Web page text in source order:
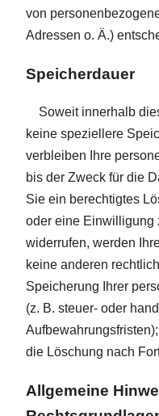
von
Adressen o. Ä.)
Speicherdauer
Soweit innerhalb
keine speziellere
verbleiben Ihre
bis der Zweck für die
Sie ein berechtigtes
oder eine Einwilligung
widerrufen, werden
keine anderen
Speicherung Ihrer
(z. B. steuer- oder
die Löschung nach
Allgemeine